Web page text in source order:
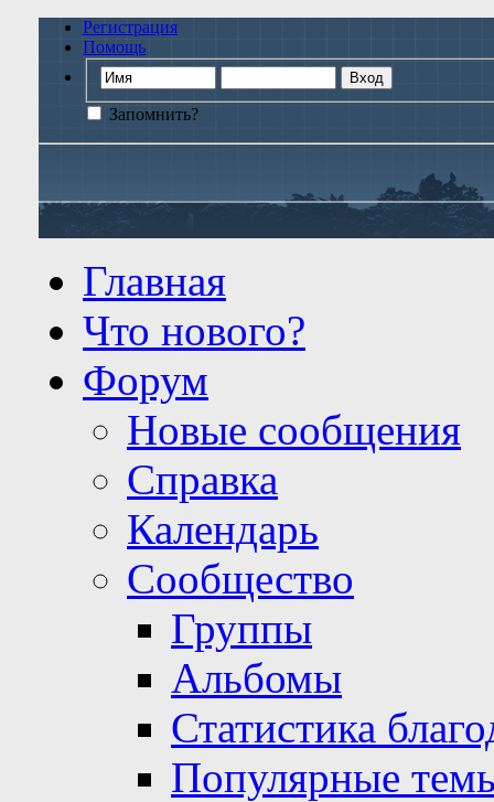
Регистрация
Помощь
Запомнить?
Главная
Что нового?
Форум
Новые сообщения
Справка
Календарь
Сообщество
Группы
Альбомы
Статистика
Популярные